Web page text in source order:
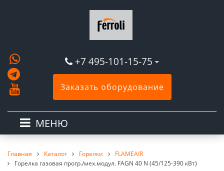
+7 495-101-15-75
Заказать оборудование
МЕНЮ
Главная Каталог Горелки
FLAMEAIR
Горелка газовая прогр./мех.модул. FAGN 40 N (45/125-390 кВт)